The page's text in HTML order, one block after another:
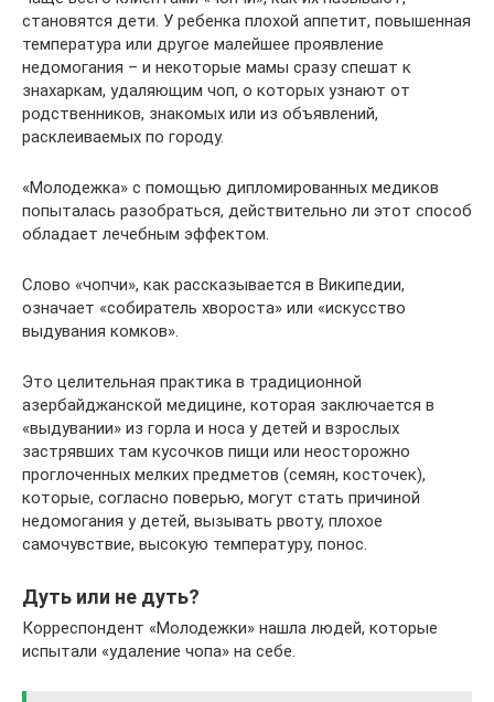
становятся дети. У ребенка плохой аппетит, повышенная
температура или другое малейшее проявление
недомогания – и некоторые мамы сразу спешат к
знахаркам, удаляющим чоп, о которых узнают от
родственников, знакомых или из объявлений,
расклеиваемых по городу.
«Молодежка» с помощью дипломированных медиков
попыталась разобраться, действительно ли этот способ
обладает лечебным эффектом.
Слово «чопчи», как рассказывается в Википедии,
означает «собиратель хвороста» или «искусство
выдувания комков».
Это целительная практика в традиционной
азербайджанской медицине, которая заключается в
«выдувании» из горла и носа у детей и взрослых
застрявших там кусочков пищи или неосторожно
проглоченных мелких предметов (семян, косточек),
которые, согласно поверью, могут стать причиной
недомогания у детей, вызывать рвоту, плохое
самочувствие, высокую температуру, понос.
Дуть или не дуть?
Корреспондент «Молодежки» нашла людей, которые
испытали «удаление чопа» на себе.